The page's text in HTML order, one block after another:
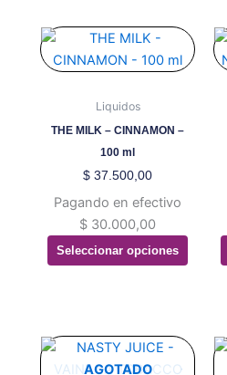
Liquidos
THE MILK – CINNAMON –
100 ml
$ 37.500,00
Pagando en efectivo
$ 30.000,00
Seleccionar opciones
Este
producto
múltiples
variantes.
Las
opciones
pueden
elegir
en
producto
AGOTADO
Este
producto